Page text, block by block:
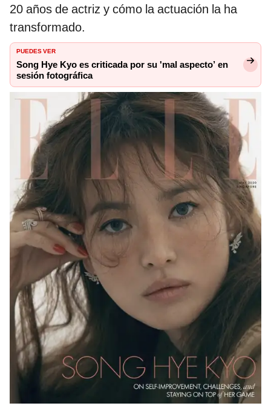
20 años de actriz y cómo la actuación la ha
transformado.
PUEDES VER
Song Hye Kyo es criticada por su 'mal aspecto’ en
sesión fotográfica